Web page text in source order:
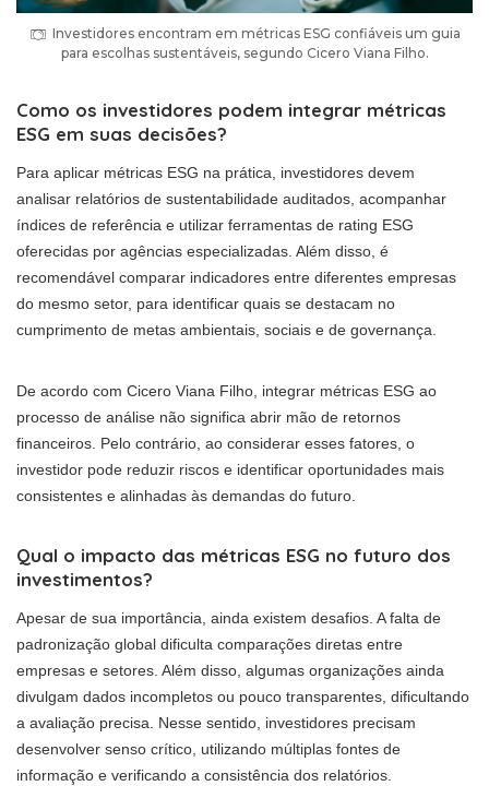
Investidores encontram em métricas ESG confiáveis um guia
para escolhas sustentáveis, segundo Cicero Viana Filho.
Como os investidores podem integrar métricas
ESG em suas decisões?
Para aplicar métricas ESG na prática, investidores devem
analisar relatórios de sustentabilidade auditados, acompanhar
índices de referência e utilizar ferramentas de rating ESG
oferecidas por agências especializadas. Além disso, é
recomendável comparar indicadores entre diferentes empresas
do mesmo setor, para identificar quais se destacam no
cumprimento de metas ambientais, sociais e de governança.
De acordo com Cicero Viana Filho, integrar métricas ESG ao
processo de análise não significa abrir mão de retornos
financeiros. Pelo contrário, ao considerar esses fatores, o
investidor pode reduzir riscos e identificar oportunidades mais
consistentes e alinhadas às demandas do futuro.
Qual o impacto das métricas ESG no futuro dos
investimentos?
Apesar de sua importância, ainda existem desafios. A falta de
padronização global dificulta comparações diretas entre
empresas e setores. Além disso, algumas organizações ainda
divulgam dados incompletos ou pouco transparentes, dificultando
a avaliação precisa. Nesse sentido, investidores precisam
desenvolver senso crítico, utilizando múltiplas fontes de
informação e verificando a consistência dos relatórios.